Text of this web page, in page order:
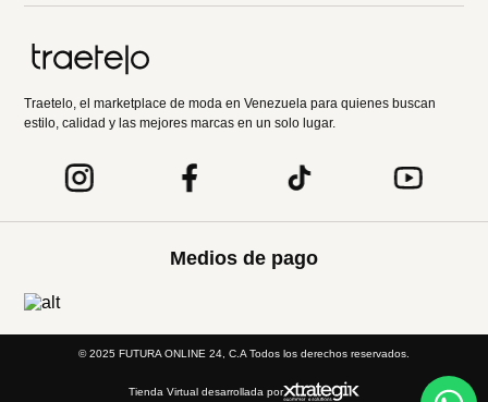
Traetelo, el marketplace de moda en Venezuela para quienes buscan
estilo, calidad y las mejores marcas en un solo lugar.
Medios de pago
© 2025 FUTURA ONLINE 24, C.A Todos los derechos reservados.
Tienda Virtual desarrollada por